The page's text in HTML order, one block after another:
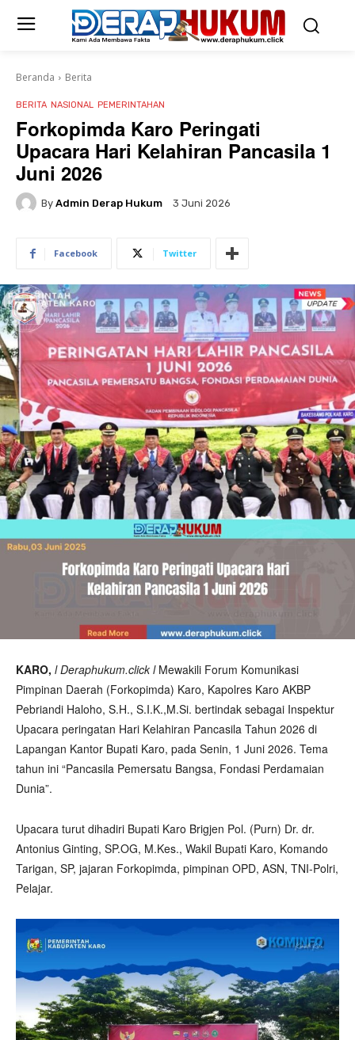
Beranda Berita
BERITA NASIONAL PEMERINTAHAN
Forkopimda Karo Peringati
Upacara Hari Kelahiran Pancasila 1
Juni 2026
By Admin Derap Hukum 3 Juni 2026
Facebook Twitter
KARO, l Deraphukum.click l Mewakili Forum Komunikasi
Pimpinan Daerah (Forkopimda) Karo, Kapolres Karo AKBP
Pebriandi Haloho, S.H., S.I.K.,M.Si. bertindak sebagai Inspektur
Upacara peringatan Hari Kelahiran Pancasila Tahun 2026 di
Lapangan Kantor Bupati Karo, pada Senin, 1 Juni 2026. Tema
tahun ini “Pancasila Pemersatu Bangsa, Fondasi Perdamaian
Dunia”.
Upacara turut dihadiri Bupati Karo Brigjen Pol. (Purn) Dr. dr.
Antonius Ginting, SP.OG, M.Kes., Wakil Bupati Karo, Komando
Tarigan, SP, jajaran Forkopimda, pimpinan OPD, ASN, TNI-Polri,
Pelajar.